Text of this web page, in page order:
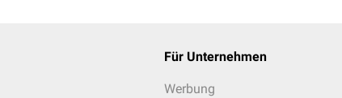
Für Unternehmen
Werbung